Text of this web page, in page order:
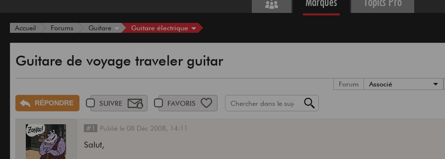
Accueil Forums Guitare Guitare électrique
Guitare de voyage traveler guitar
Forum Associé
RÉPONDRE SUIVRE FAVORIS
#1 Publié le 08 Déc 2008, 14:11
Salut,